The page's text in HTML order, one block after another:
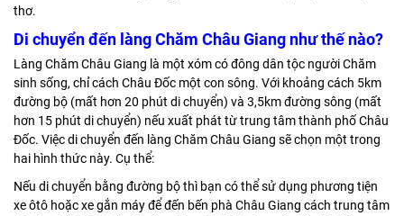
thơ.
Di chuyển đến làng Chăm Châu Giang như thế nào?
Làng Chăm Châu Giang là một xóm có đông dân tộc người Chăm
sinh sống, chỉ cách Châu Đốc một con sông. Với khoảng cách 5km
đường bộ (mất hơn 20 phút di chuyển) và 3,5km đường sông (mất
hơn 15 phút di chuyển) nếu xuất phát từ trung tâm thành phố Châu
Đốc. Việc di chuyển đến làng Chăm Châu Giang sẽ chọn một trong
hai hình thức này. Cụ thể:
Nếu di chuyển bằng đường bộ thì bạn có thể sử dụng phương tiện
xe ôtô hoặc xe gắn máy để đến bến phà Châu Giang cách trung tâm